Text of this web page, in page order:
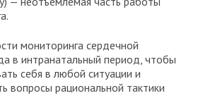
мониторинга сердечной
в интранатальный период, чтобы
себя в любой ситуации и
вопросы рациональной тактики